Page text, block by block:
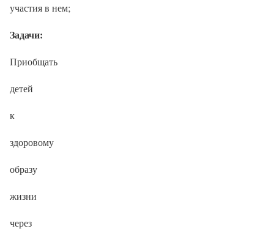
участия в нем;
Задачи:
Приобщать
детей
к
здоровому
образу
жизни
через